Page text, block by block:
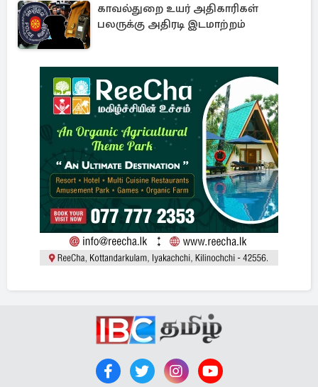
காவல்துறை உயர் அதிகாரிகள்
பலருக்கு அதிரடி இடமாற்றம்